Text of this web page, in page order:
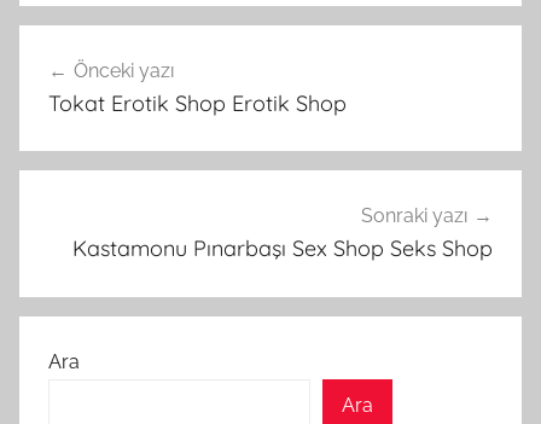
gezinmesi
Önceki yazı
Tokat Erotik Shop Erotik Shop
Sonraki yazı
Kastamonu Pınarbaşı Sex Shop Seks Shop
Ara
Ara